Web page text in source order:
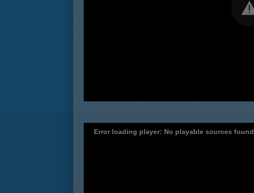
Error loading player: No playable sources found